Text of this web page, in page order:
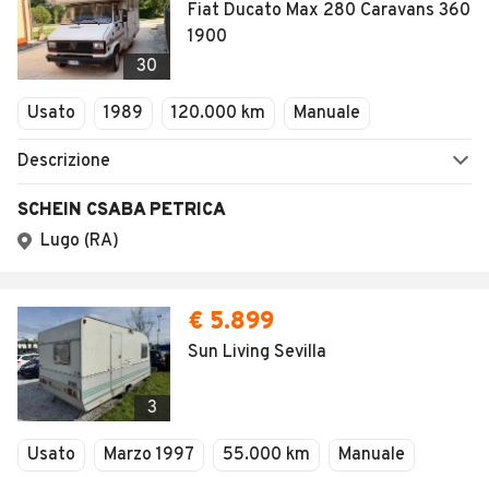
30
Fiat Ducato Max 280 Caravans 360
1900
Usato 1989 120.000 km Manuale
Descrizione
SCHEIN CSABA PETRICA
Lugo (RA)
3
€ 5.899
Sun Living Sevilla
Usato Marzo 1997 55.000 km Manuale